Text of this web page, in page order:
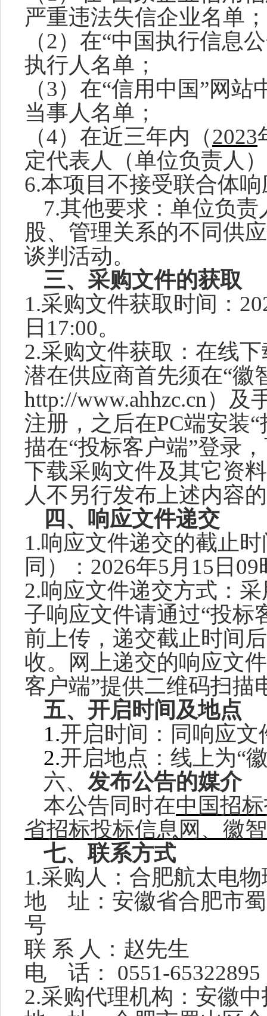
严重违法失信企业名单；
（2）在“中国执行信息
执行人名单；
（3）在“信用中国”网站
当事人名单；
（4）在近三年内 （2023
定代表人（单位负责人
6.本项目不接受联合体响
7.其他要求： 单位负责
股、管理关系的不同供
谈判活动。
三、采购文件的获取
1.采购文件获取时间：
日 17:00。
2.采购文件获取： 在线
潜在供应商首先须在“徽
http://www.ahhzc.cn）及
注册，之后在PC端安装
描在“投标客户端”登录
下载采购文件及其它资
人不另行发布上述内容
四、 响应文件递交
1.响应文件递交的截止
同）
： 2026年5 月 15 日 09
2.响应文件递交方式：
子响应文件请通过“投标
前上传，递交截止时间
收。网上递交的响应文
客户端”提供二维码扫描
五、 开启时间及地点
1.开启时间：同响应
2.开启地点：线上为“
六、发布公告的媒介
本公告同时在中国招
省招标投标信息网、徽
七、联系方式
1.采购人 ：合肥航太电
地
址：安徽省合肥市
号
联 系 人：赵先生
电
话：
0551-
2.采购代理机构：安徽